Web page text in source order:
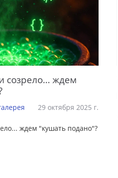
созрело... ждем
29 октября 2025 г.
ждем "кушать подано"?